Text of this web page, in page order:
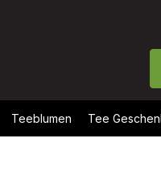
Rezensionen)
Teeblumen Tee